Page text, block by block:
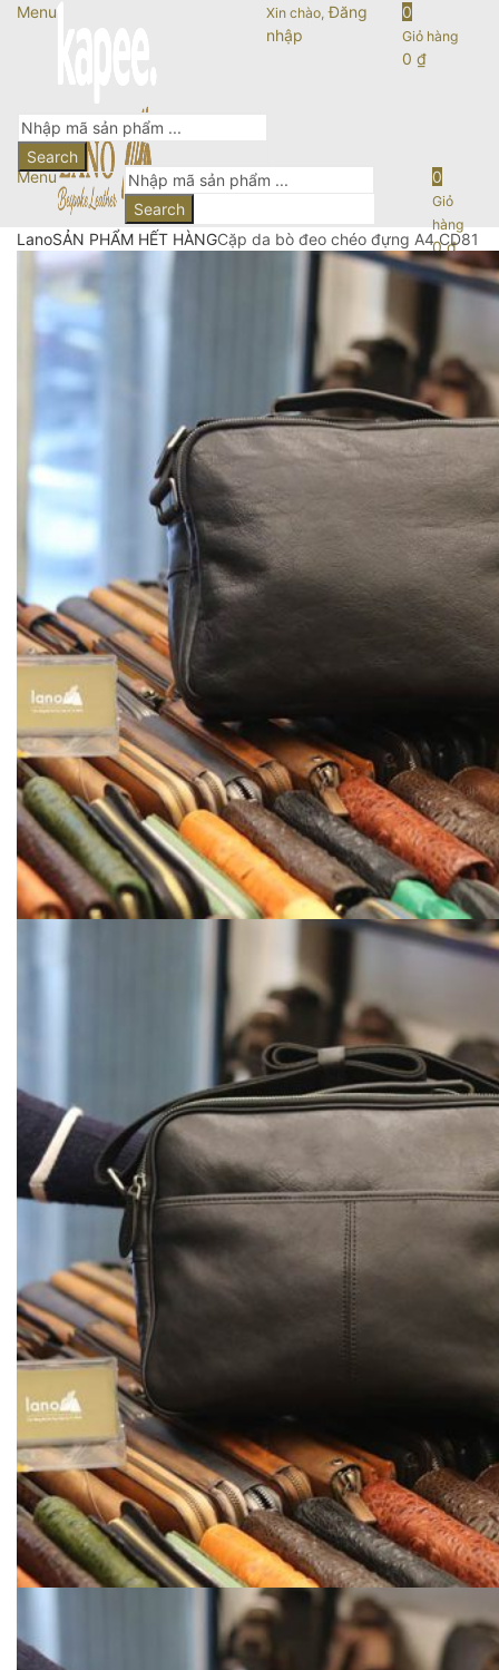
Menu Xin chào, Đăng
nhập
0
Giỏ hàng
0 ₫
Search
Menu
Search
0
Giỏ
hàng
0₫
LanoSẢN PHẨM HẾT HÀNGCặp da bò đeo chéo đựng A4 CD81